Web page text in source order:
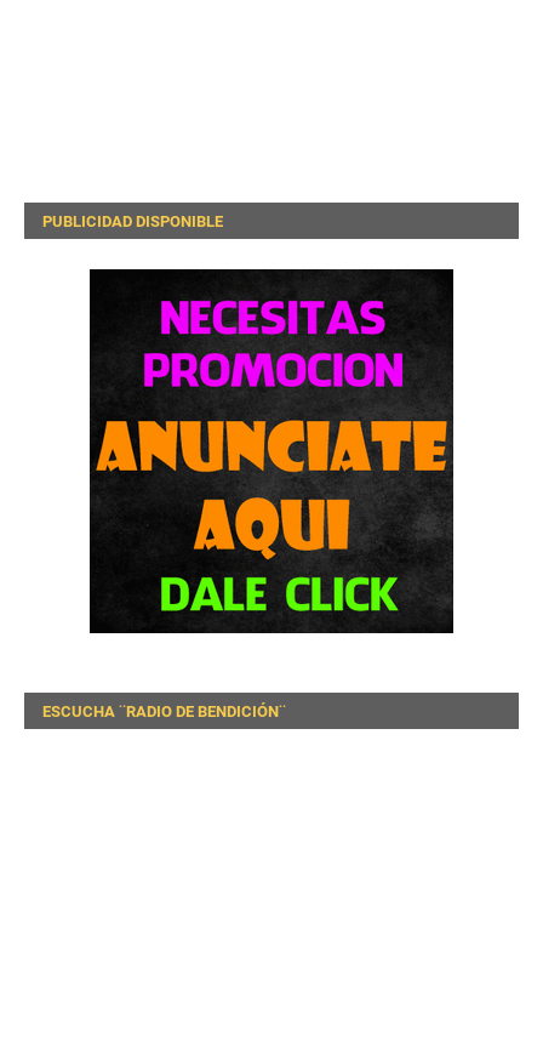
PUBLICIDAD DISPONIBLE
ESCUCHA ¨RADIO DE BENDICIÓN¨